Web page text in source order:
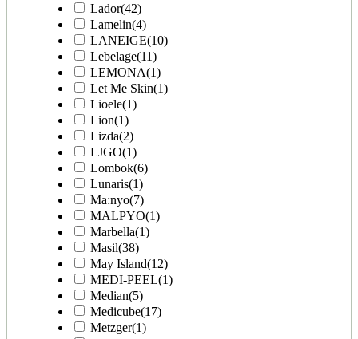
Lador(42)
Lamelin(4)
LANEIGE(10)
Lebelage(11)
LEMONA(1)
Let Me Skin(1)
Lioele(1)
Lion(1)
Lizda(2)
LJGO(1)
Lombok(6)
Lunaris(1)
Ma:nyo(7)
MALPYO(1)
Marbella(1)
Masil(38)
May Island(12)
MEDI-PEEL(1)
Median(5)
Medicube(17)
Metzger(1)